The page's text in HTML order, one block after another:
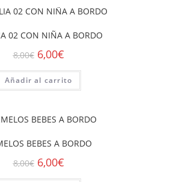
02 CON NIÑA A BORDO
8,00€ 6,00€
Añadir al carrito
BEBES A BORDO
8,00€ 6,00€